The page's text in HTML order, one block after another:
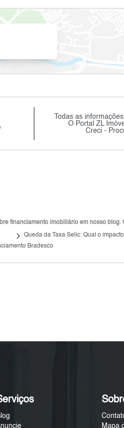
Todas as
O Portal ZL
Creci -
financiamento imobiliário em nosso blog.
keyboard_arrow_right Queda da Taxa Selic: Qual o
Bradesco
Mapa